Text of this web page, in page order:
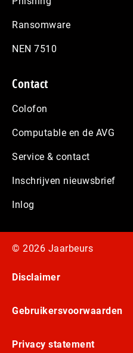
Ransomware
NEN 7510
Contact
Colofon
Computable en de AVG
Service & contact
Inschrijven nieuwsbrief
Inlog
© 2026 Jaarbeurs
Disclaimer
Gebruikersvoorwaarden
Privacy statement